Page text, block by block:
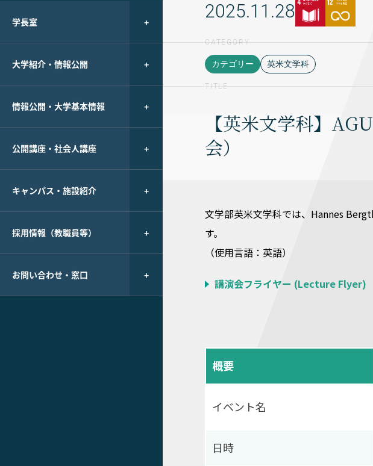
学長室
大学紹介・情報公開
情報公開・大学基本情報
公開講座・社会人講座
キャンパス・施設紹介
採用情報（教職員等）
お問い合わせ・窓口
2025.11.28
CATEGORY
カテゴリー 英米文学科
TITLE
【英米文学科】
会）
文学部英米文学科では、Hannes
す。
（使用言語：英語）
講演会フライヤー (Lecture Flyer)
概要
イベント名
日時